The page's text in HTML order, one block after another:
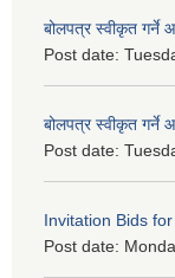
बोलपत्र स्वीकृत गर्ने
Post date:
बोलपत्र स्वीकृत गर्ने
Post date:
Invitation Bids
Post date: